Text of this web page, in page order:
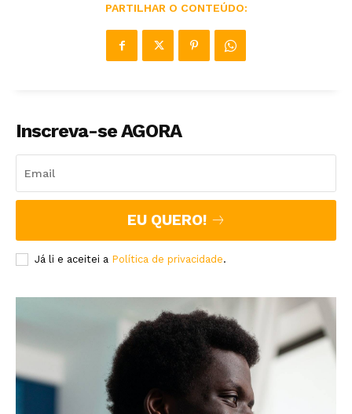
PARTILHAR O CONTEÚDO:
Inscreva-se AGORA
EU QUERO!
Já li e aceitei a Política de privacidade.